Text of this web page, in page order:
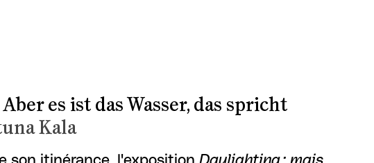
es ist das Wasser, das spricht
Kala